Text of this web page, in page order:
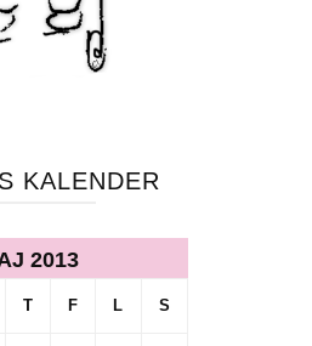
KALENDER
2013
T F L S